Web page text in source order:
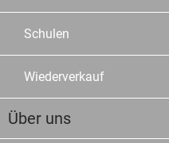
Schulen
Wiederverkauf
Über uns